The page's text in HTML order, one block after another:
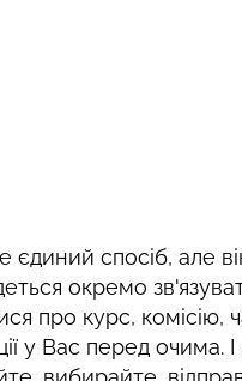
єдиний спосіб, але
окремо
про курс, комісію,
у Вас перед очима.